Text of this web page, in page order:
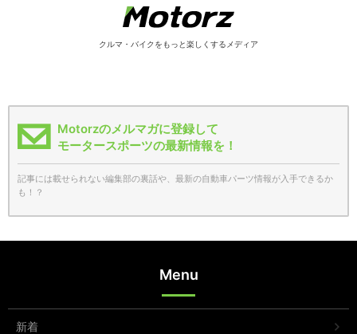
クルマ・バイクをもっと楽しくするメディア
Motorzのメルマガに登録して
モータースポーツの最新情報を！
記事には載せられない編集部の裏話や、最新の自動車パーツ情報が入手できるか
も！？
Menu
新着